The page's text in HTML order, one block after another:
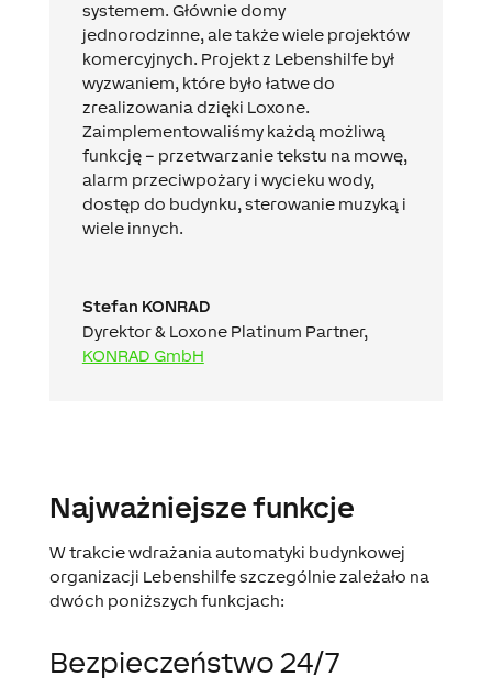
systemem. Głównie domy
jednorodzinne, ale także wiele projektów
komercyjnych. Projekt z Lebenshilfe był
wyzwaniem, które było łatwe do
zrealizowania dzięki Loxone.
Zaimplementowaliśmy każdą możliwą
funkcję – przetwarzanie tekstu na mowę,
alarm przeciwpożary i wycieku wody,
dostęp do budynku, sterowanie muzyką i
wiele innych.
Stefan KONRAD
Dyrektor & Loxone Platinum Partner,
KONRAD GmbH
Najważniejsze funkcje
W trakcie wdrażania automatyki budynkowej
organizacji Lebenshilfe szczególnie zależało na
dwóch poniższych funkcjach:
Bezpieczeństwo 24/7